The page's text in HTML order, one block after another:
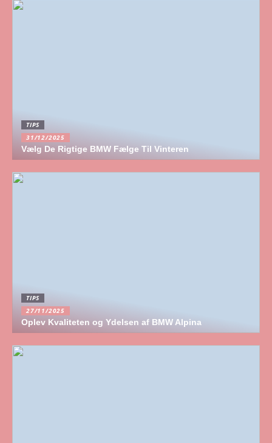
TIPS
31/12/2025
Vælg De Rigtige BMW Fælge Til Vinteren
TIPS
27/11/2025
Oplev Kvaliteten og Ydelsen af BMW Alpina